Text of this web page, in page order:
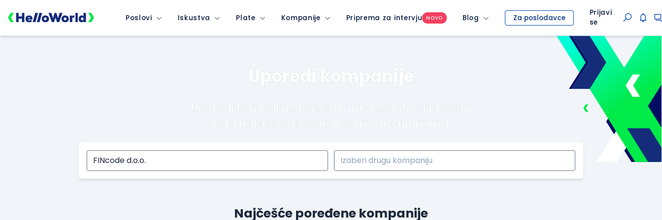
Poslovi Iskustva Plate Kompanije Priprema za intervju NOVO Blog Za poslodavce
Prijavi
se
Uporedi kompanije
Uporedi kompanije koje su ti interesantne i proceni
koja najviše odgovara tvojim kriterijumima
Najčešće poređene kompanije